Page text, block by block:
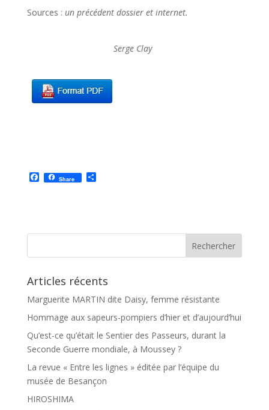
Sources : un précédent dossier et internet.
Serge Clay
F
a
o
Share P
e
Articles récents
Marguerite MARTIN dite Daisy, femme résistante
Hommage aux sapeurs-pompiers d’hier et d’aujourd’hui
Qu’est-ce qu’était le Sentier des Passeurs, durant la
Seconde Guerre mondiale, à Moussey ?
La revue « Entre les lignes » éditée par l’équipe du
musée de Besançon
HIROSHIMA